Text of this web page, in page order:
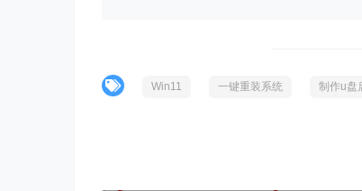
Win11 一键重装系统 制作u盘